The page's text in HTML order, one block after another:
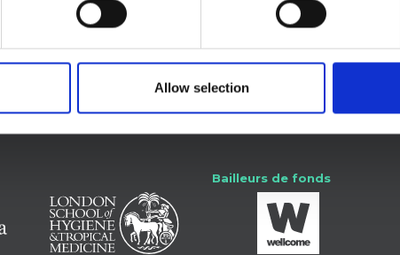
Allow selection
toi avec nous
Bailleurs de fonds